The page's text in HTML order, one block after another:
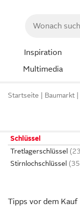
Inspiration
Multimedia
Startseite Baumarkt
Schlüssel
Tretlagerschlüssel
Stirnlochschlüssel
Tipps vor dem Kauf